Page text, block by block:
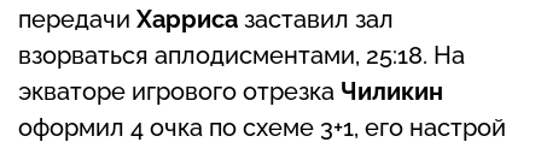
передачи Харриса заставил зал
взорваться аплодисментами, 25:18. На
экваторе игрового отрезка Чиликин
оформил 4 очка по схеме 3+1, его настрой